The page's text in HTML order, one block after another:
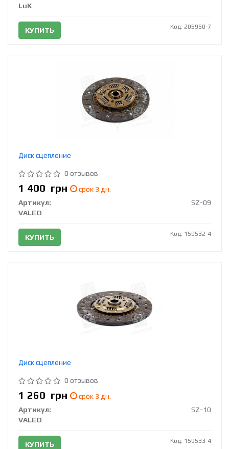
LuK
КУПИТЬ Код: 205950-7
Диск сцепление
0 отзывов
1 400 грн
срок 3 дн.
Артикул:
SZ-09
VALEO
КУПИТЬ Код: 159532-4
Диск сцепление
0 отзывов
1 260 грн
срок 3 дн.
Артикул:
SZ-10
VALEO
КУПИТЬ Код: 159533-4